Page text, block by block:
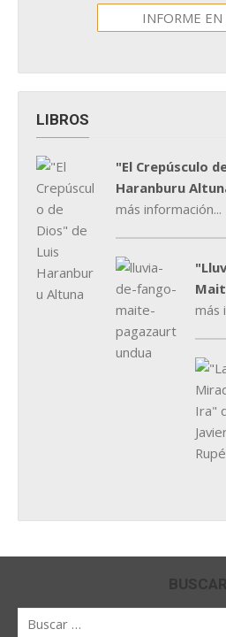
INFORME EN
LIBROS
"El Crepúsculo
Haranburu
más información...
más
BUSCAR